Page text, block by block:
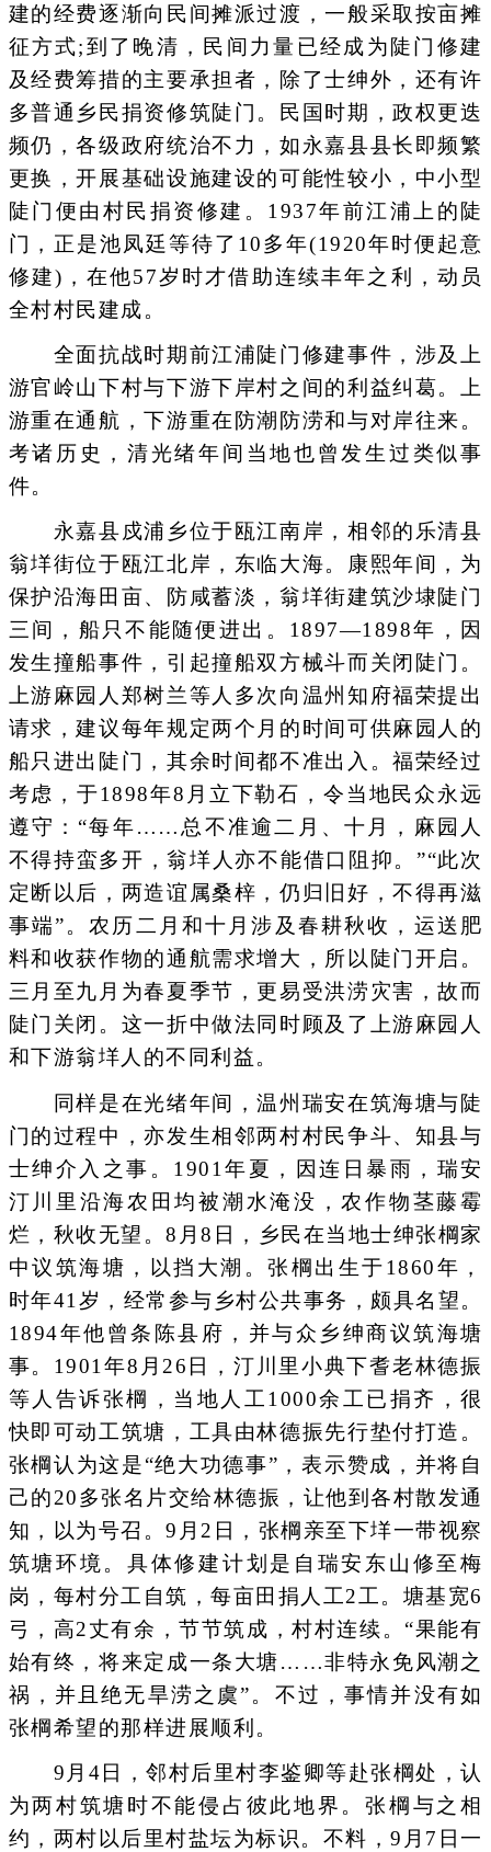
建的经费逐渐向民间摊派过渡，一般采取按亩摊
征方式;到了晚清，民间力量已经成为陡门修建
及经费筹措的主要承担者，除了士绅外，还有许
多普通乡民捐资修筑陡门。民国时期，政权更迭
频仍，各级政府统治不力，如永嘉县县长即频繁
更换，开展基础设施建设的可能性较小，中小型
陡门便由村民捐资修建。1937年前江浦上的陡
门，正是池凤廷等待了10多年(1920年时便起意
修建)，在他57岁时才借助连续丰年之利，动员
全村村民建成。
全面抗战时期前江浦陡门修建事件，涉及上
游官岭山下村与下游下岸村之间的利益纠葛。上
游重在通航，下游重在防潮防涝和与对岸往来。
考诸历史，清光绪年间当地也曾发生过类似事
件。
永嘉县戍浦乡位于瓯江南岸，相邻的乐清县
翁垟街位于瓯江北岸，东临大海。康熙年间，为
保护沿海田亩、防咸蓄淡，翁垟街建筑沙埭陡门
三间，船只不能随便进出。1897—1898年，因
发生撞船事件，引起撞船双方械斗而关闭陡门。
上游麻园人郑树兰等人多次向温州知府福荣提出
请求，建议每年规定两个月的时间可供麻园人的
船只进出陡门，其余时间都不准出入。福荣经过
考虑，于1898年8月立下勒石，令当地民众永远
遵守：“每年……总不准逾二月、十月，麻园人
不得持蛮多开，翁垟人亦不能借口阻抑。”“此次
定断以后，两造谊属桑梓，仍归旧好，不得再滋
事端”。农历二月和十月涉及春耕秋收，运送肥
料和收获作物的通航需求增大，所以陡门开启。
三月至九月为春夏季节，更易受洪涝灾害，故而
陡门关闭。这一折中做法同时顾及了上游麻园人
和下游翁垟人的不同利益。
同样是在光绪年间，温州瑞安在筑海塘与陡
门的过程中，亦发生相邻两村村民争斗、知县与
士绅介入之事。1901年夏，因连日暴雨，瑞安
汀川里沿海农田均被潮水淹没，农作物茎藤霉
烂，秋收无望。8月8日，乡民在当地士绅张棡家
中议筑海塘，以挡大潮。张棡出生于1860年，
时年41岁，经常参与乡村公共事务，颇具名望。
1894年他曾条陈县府，并与众乡绅商议筑海塘
事。1901年8月26日，汀川里小典下耆老林德振
等人告诉张棡，当地人工1000余工已捐齐，很
快即可动工筑塘，工具由林德振先行垫付打造。
张棡认为这是“绝大功德事”，表示赞成，并将自
己的20多张名片交给林德振，让他到各村散发通
知，以为号召。9月2日，张棡亲至下垟一带视察
筑塘环境。具体修建计划是自瑞安东山修至梅
岗，每村分工自筑，每亩田捐人工2工。塘基宽6
弓，高2丈有余，节节筑成，村村连续。“果能有
始有终，将来定成一条大塘……非特永免风潮之
祸，并且绝无旱涝之虞”。不过，事情并没有如
张棡希望的那样进展顺利。
9月4日，邻村后里村李鉴卿等赴张棡处，认
为两村筑塘时不能侵占彼此地界。张棡与之相
约，两村以后里村盐坛为标识。不料，9月7日一